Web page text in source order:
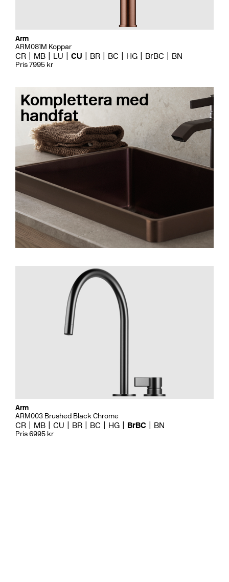
Arm
ARM081M Koppar
CR MB LU CU BR BC HG BrBC BN
Pris 7995 kr
Komplettera med
handfat
Arm
ARM003 Brushed Black Chrome
CR MB CU BR BC HG BrBC BN
Pris 6995 kr